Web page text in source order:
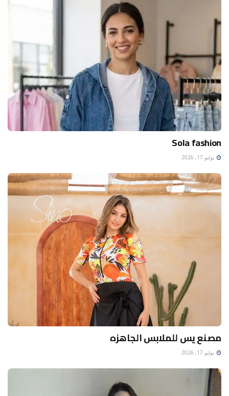
Sola fashion
يوليو 17, 2026
مصنع يس للملابس الجاهزه
يوليو 17, 2026